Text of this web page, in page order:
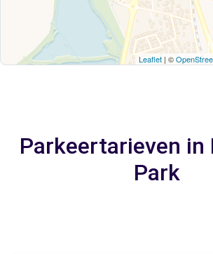
Leaflet | ©
Parkeertarieven in
Park